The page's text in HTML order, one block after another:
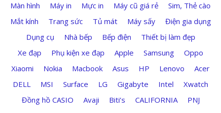
Màn hình
Máy in Mực in Máy cũ giá rẻ
Sim, Thẻ cào
Mắt kính
Trang sức Tủ mát Máy sấy
Điện gia dụng
Dụng cụ
Nhà bếp Bếp điện
Thiết bị làm đẹp
Xe đạp
Phụ kiện xe đạp Apple Samsung
Oppo
Xiaomi
Nokia Macbook Asus HP Lenovo
Acer
DELL
MSI Surface LG Gigabyte Intel
Xwatch
Đồng hồ CASIO
Avaji Biti’s CALIFORNIA PNJ